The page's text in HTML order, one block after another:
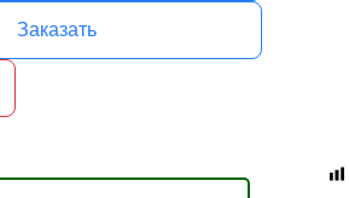
Заказать